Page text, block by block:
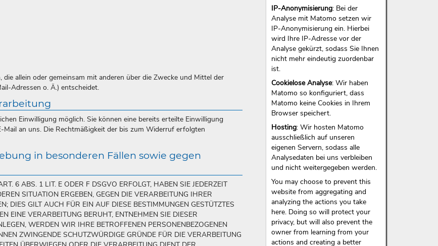
IP-Anonymisierung: Bei der
Analyse mit Matomo setzen wir
IP-Anonymisierung ein. Hierbei
wird Ihre IP-Adresse vor der
Analyse gekürzt, sodass Sie Ihnen
nicht mehr eindeutig zuordenbar
ist.
Cookielose Analyse: Wir haben
Matomo so konfiguriert, dass
Matomo keine Cookies in Ihrem
Browser speichert.
Hosting: Wir hosten Matomo
ausschließlich auf unseren
eigenen Servern, sodass alle
Analysedaten bei uns verbleiben
und nicht weitergegeben werden.
You may choose to prevent this
website from aggregating and
analyzing the actions you take
here. Doing so will protect your
privacy, but will also prevent the
owner from learning from your
actions and creating a better
allein oder gemeinsam mit anderen über die Zwecke und Mittel der
Adressen o. Ä.) entscheidet.
Einwilligung möglich. Sie können eine bereits erteilte Einwilligung
an uns. Die Rechtmäßigkeit der bis zum Widerruf erfolgten
in besonderen Fällen sowie gegen
6 ABS. 1 LIT. E ODER F DSGVO ERFOLGT, HABEN SIE JEDERZEIT
SITUATION ERGEBEN, GEGEN DIE VERARBEITUNG IHRER
DIES GILT AUCH FÜR EIN AUF DIESE BESTIMMUNGEN GESTÜTZTES
EINE VERARBEITUNG BERUHT, ENTNEHMEN SIE DIESER
WERDEN WIR IHRE BETROFFENEN PERSONENBEZOGENEN
ZWINGENDE SCHUTZWÜRDIGE GRÜNDE FÜR DIE VERARBEITUNG